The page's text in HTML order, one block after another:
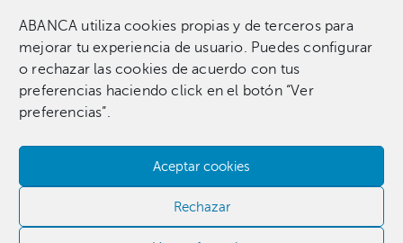
ABANCA utiliza cookies propias y de terceros para
mejorar tu experiencia de usuario. Puedes configurar
o rechazar las cookies de acuerdo con tus
preferencias haciendo click en el botón “Ver
preferencias”.
Aceptar cookies
Rechazar
Una colección que incluye 1.369 obras entre pinturas,
esculturas, fotografías, grabados, dibujos e instalaciones
pertenecientes a 255 artistas.​
Contacta con nosotros​